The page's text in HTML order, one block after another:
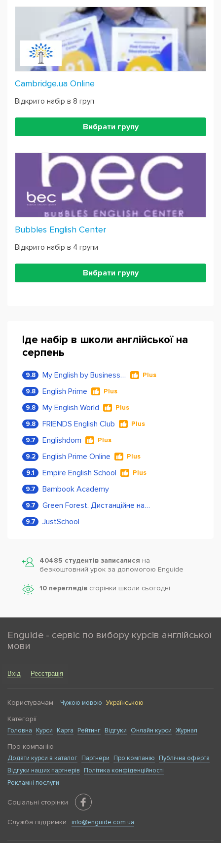
Cambridge.ua Online
Відкрито набір в 8 груп
Вибрати групу
Bubbles English Center
Відкрито набір в 4 групи
Вибрати групу
Іде набір в школи англійської на
серпень
9.8 My English by Business Language Plus
9.8 English Prime Plus
9.8 My English World Plus
9.8 FRIENDS English Club Plus
9.7 Englishdom Plus
9.2 English Prime Online Plus
9.1 Empire English School Plus
9.7 Bambook Academy
9.7 Green Forest. Дистанційне навчання
9.7 JustSchool
40485 студентів записалися на
безкоштовний урок за допомогою Enguide
10 переглядів сторінки школи cьогодні
Enguide - сервіс по вибору курсів англійської
мови
Вхід Реєстрація
Користувачам Чужою мовою Українською
Категорії
Головна Курси Карта Рейтинг Відгуки Онлайн курси Журнал
Про компанію
Додати курси в каталог Партнери Про компанію
Публічна оферта
Відгуки наших партнерів
Політика конфіденційності
Рекламні послуги
Соціальні сторінки
Служба підтримки info@enguide.com.ua